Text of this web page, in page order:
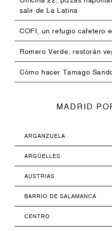
salir de La Latina
COFI, un refugio cafetero
Romero Verde, restorán
Cómo hacer Tamago
MADRID
ARGANZUELA
ARGÜELLES
AUSTRIAS
BARRIO DE SALAMANCA
CENTRO